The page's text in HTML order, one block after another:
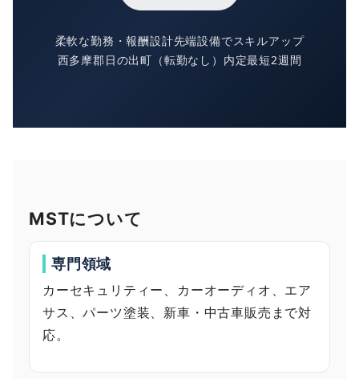
柔軟な勤務・報酬設計先端設備でスキルアップ
西多摩郡日の出町（転勤なし） 内定最短2週間
MSTについて
専門領域
カーセキュリティー、カーオーディオ、エア
サス、パーツ塗装、新車・中古車販売まで対
応。